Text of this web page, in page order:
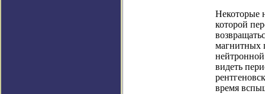
Некоторые
которой
магнитных
нейтронной
видеть
время